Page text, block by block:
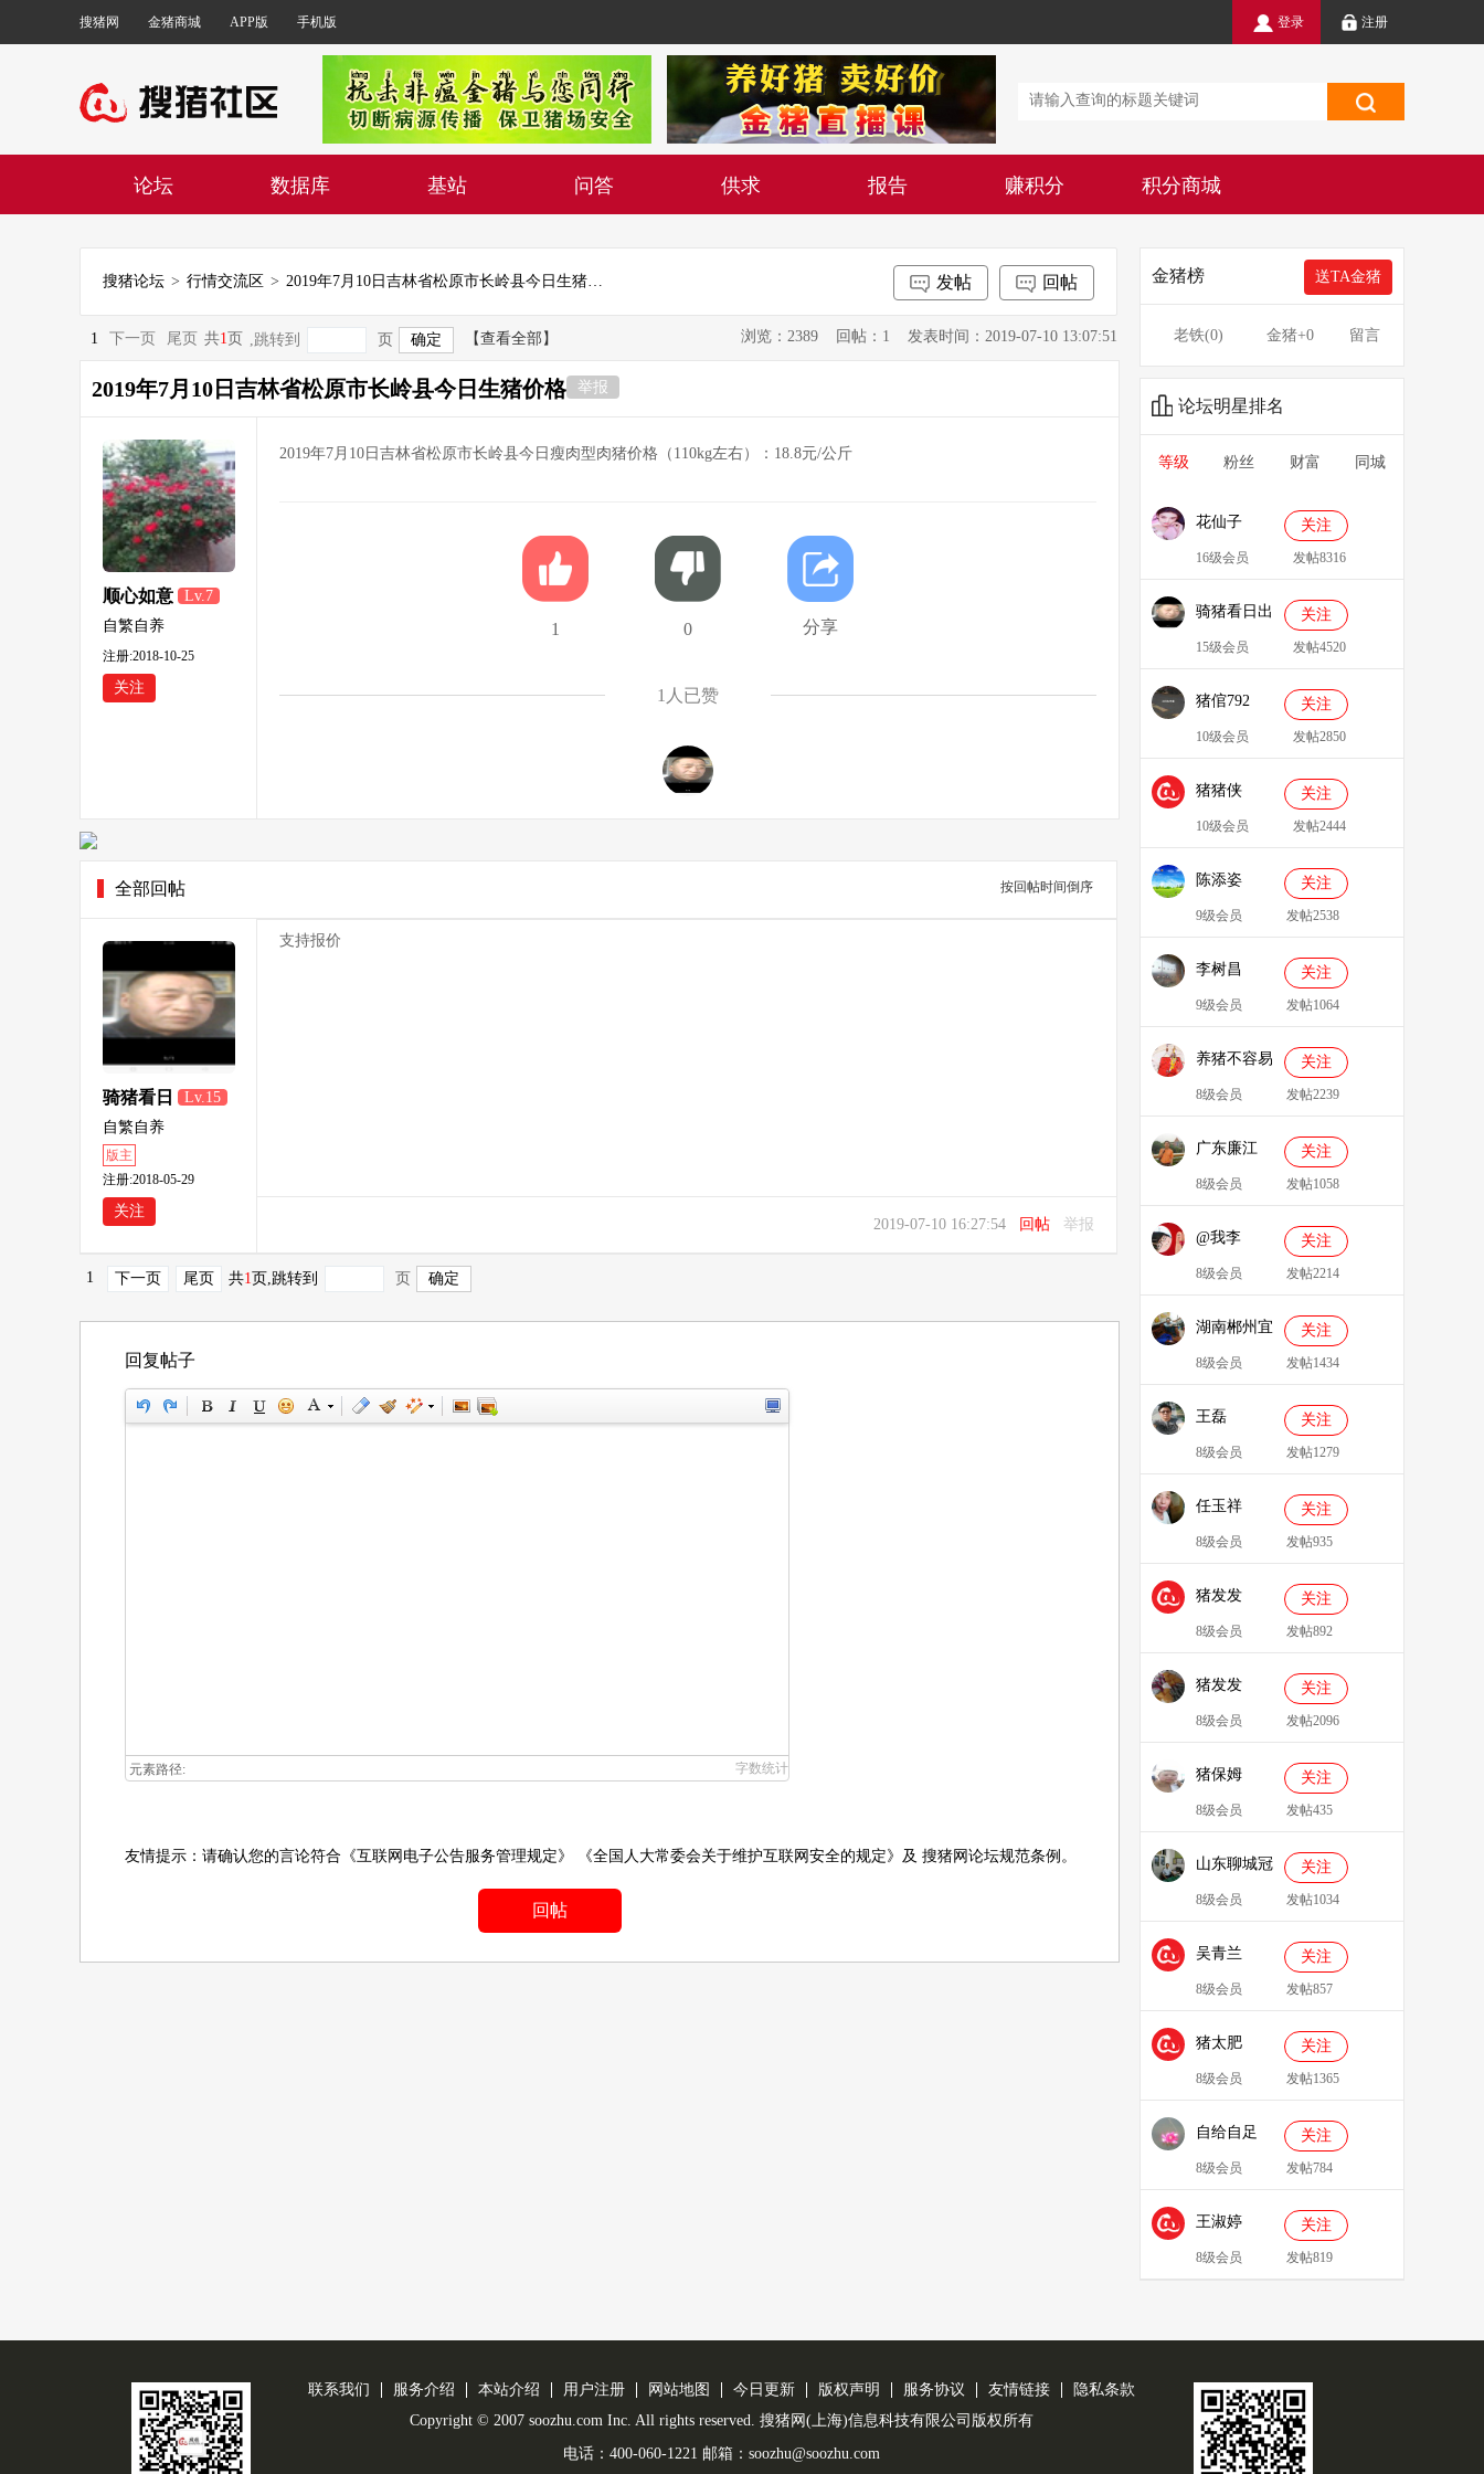
搜猪网 金猪商城 APP版 手机版 登录 注册
论坛 数据库 基站 问答 供求 报告 赚积分 积分商城
搜猪论坛 > 行情交流区 > 2019年7月10日吉林省松原市长岭县今日生猪价格 回帖
发帖
1 下一页 尾页 共1 页 ,跳转到 页 【查看全部】 浏览：2389 回帖：1 发表时间：2019-07-10 13:07:51
2019年7月10日吉林省松原市长岭县今日生猪价格 举报
顺心如意
Lv.7
自繁自养
注册:2018-10-25
关注
2019年7月10日吉林省松原市长岭县今日瘦肉型肉猪价格（110kg左右）：18.8元/公斤
1 0 分享
1 人已赞
全部回帖 按回帖时间倒序
骑猪看日
出
Lv.15
自繁自养
版主
注册:2018-05-29
关注
支持报价
2019-07-10 16:27:54 回帖 举报
1 下一页 尾页 共1 页 ,跳转到 页
回复帖子
元素路径: 字数统计
友情提示：请确认您的言论符合 《互联网电子公告服务管理规定》 《全国人大常委会关于维护互联网安全的规定》 及 搜猪网论坛规范条例 。
回帖
金猪榜 送TA金猪
老铁(0) 金猪+0 留言
论坛明星排名
等级 粉丝 财富 同城
花仙子 关注
16级会员 发帖8316
骑猪看日出 关注
15级会员 发帖4520
猪倌792 关注
10级会员 发帖2850
猪猪侠
086349
关注
10级会员 发帖2444
陈添姿 关注
9级会员 发帖2538
李树昌 关注
9级会员 发帖1064
养猪不容易 关注
8级会员 发帖2239
广东廉江
088
关注
8级会员 发帖1058
@我李 关注
8级会员 发帖2214
湖南郴州宜
章县李明广
关注
8级会员 发帖1434
王磊 关注
8级会员 发帖1279
任玉祥 关注
8级会员 发帖935
猪发发
638829
关注
8级会员 发帖892
猪发发 关注
8级会员 发帖2096
猪保姆
909233
关注
8级会员 发帖435
山东聊城冠
县、莘县综
合服务站：
冯代林
关注
8级会员 发帖1034
吴青兰 关注
8级会员 发帖857
猪太肥
143814
关注
8级会员 发帖1365
自给自足 关注
8级会员 发帖784
王淑婷 关注
8级会员 发帖819
联系我们 服务介绍 本站介绍 用户注册 网站地图 今日更新 版权声明 服务协议 友情链接
隐私条款
Copyright © 2007 soozhu.com Inc. All rights reserved. 搜猪网(上海)信息科技有限公司版权所有
电话：400-060-1221 邮箱：soozhu@soozhu.com